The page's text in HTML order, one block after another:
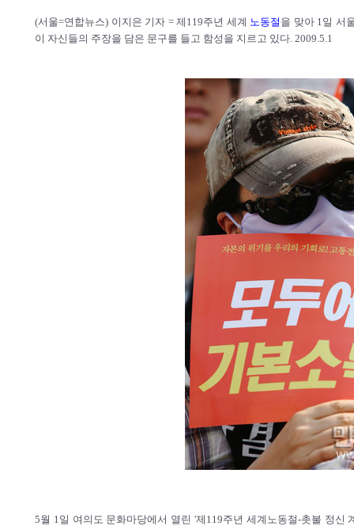
(서울=연합뉴스) 이지은 기자 = 제119주년 세계 노동절 을 맞아 1일 서
이 자신들의 주장을 담은 문구를 들고 함성을 지르고 있다. 2009.5.1
5월 1일 여의도 문화마당에서 열린 '제119주년 세계노동절-촛불 정신